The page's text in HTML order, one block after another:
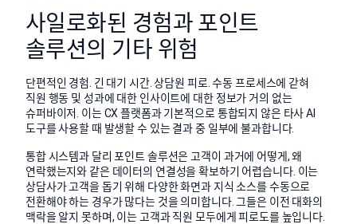
사일로화된 경험과 포인트
솔루션의 기타 위험
단편적인 경험. 긴 대기 시간. 상담원 피로. 수동 프로세스에 갇혀
직원 행동 및 성과에 대한 인사이트에 대한 정보가 거의 없는
슈퍼바이저. 이는 CX 플랫폼과 기본적으로 통합되지 않은 타사 AI
도구를 사용할 때 발생할 수 있는 결과 중 일부에 불과합니다.
통합 시스템과 달리 포인트 솔루션은 고객이 과거에 어떻게, 왜
연락했는지와 같은 데이터의 연결성을 확보하기 어렵습니다. 이는
상담사가 고객을 돕기 위해 다양한 화면과 지식 소스를 수동으로
전환해야 하는 경우가 많다는 것을 의미합니다. 그들은 이전 대화의
맥락을 알지 못하며, 이는 고객과 직원 모두에게 피로도를 높입니다.